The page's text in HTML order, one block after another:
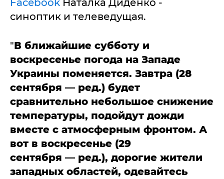
Facebook Наталка Диденко -
синоптик и телеведущая.
"В ближайшие субботу и
воскресенье погода на Западе
Украины поменяется. Завтра (28
сентября — ред.) будет
сравнительно небольшое снижение
температуры, подойдут дожди
вместе с атмосферным фронтом. А
вот в воскресенье (29
сентября — ред.), дорогие жители
западных областей, одевайтесь